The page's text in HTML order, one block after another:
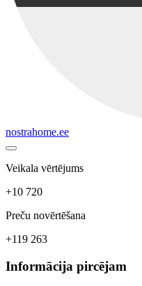
nostrahome.ee
Veikala vērtējums
+10 720
Preču novērtēšana
+119 263
Informācija pircējam